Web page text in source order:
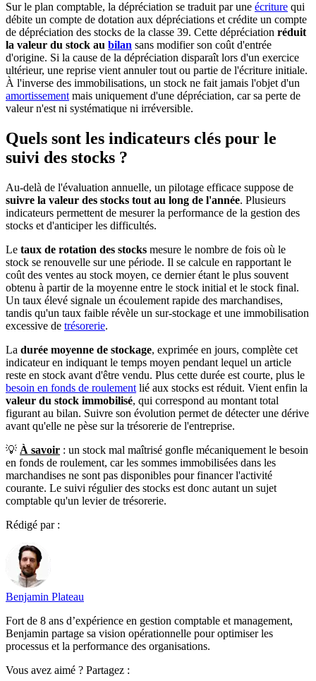
Sur le plan comptable, la dépréciation se traduit par une écriture qui
débite un compte de dotation aux dépréciations et crédite un compte
de dépréciation des stocks de la classe 39. Cette dépréciation réduit
la valeur du stock au bilan sans modifier son coût d'entrée
d'origine. Si la cause de la dépréciation disparaît lors d'un exercice
ultérieur, une reprise vient annuler tout ou partie de l'écriture initiale.
À l'inverse des immobilisations, un stock ne fait jamais l'objet d'un
amortissement mais uniquement d'une dépréciation, car sa perte de
valeur n'est ni systématique ni irréversible.
Quels sont les indicateurs clés pour le
suivi des stocks ?
Au-delà de l'évaluation annuelle, un pilotage efficace suppose de
suivre la valeur des stocks tout au long de l'année. Plusieurs
indicateurs permettent de mesurer la performance de la gestion des
stocks et d'anticiper les difficultés.
Le taux de rotation des stocks mesure le nombre de fois où le
stock se renouvelle sur une période. Il se calcule en rapportant le
coût des ventes au stock moyen, ce dernier étant le plus souvent
obtenu à partir de la moyenne entre le stock initial et le stock final.
Un taux élevé signale un écoulement rapide des marchandises,
tandis qu'un taux faible révèle un sur-stockage et une immobilisation
excessive de trésorerie.
La durée moyenne de stockage, exprimée en jours, complète cet
indicateur en indiquant le temps moyen pendant lequel un article
reste en stock avant d'être vendu. Plus cette durée est courte, plus le
besoin en fonds de roulement lié aux stocks est réduit. Vient enfin la
valeur du stock immobilisé, qui correspond au montant total
figurant au bilan. Suivre son évolution permet de détecter une dérive
avant qu'elle ne pèse sur la trésorerie de l'entreprise.
💡 À savoir : un stock mal maîtrisé gonfle mécaniquement le besoin
en fonds de roulement, car les sommes immobilisées dans les
marchandises ne sont pas disponibles pour financer l'activité
courante. Le suivi régulier des stocks est donc autant un sujet
comptable qu'un levier de trésorerie.
Rédigé par :
Benjamin Plateau
Fort de 8 ans d’expérience en gestion comptable et management,
Benjamin partage sa vision opérationnelle pour optimiser les
processus et la performance des organisations.
Vous avez aimé ? Partagez :